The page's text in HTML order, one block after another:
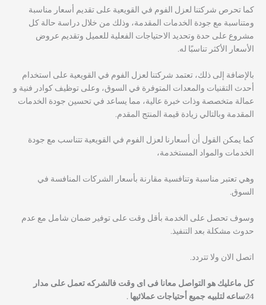
كما تحرص شركتنا لعزل الفوم في القويعية على تقديم أسعار مناسبة
ومتناسبة مع جودة الخدمات المقدمة، وذلك من خلال دراسة حالة كل
مشروع على حدة وتحديد الاحتياجات الفعلية للعميل وتقديم عروض
الأسعار الأكثر تناسبًا له.
بالإضافة إلى ذلك، تعتمد شركتنا لعزل الفوم في القويعية على استخدام
أحدث التقنيات والمعدات المتوفرة في السوق، وعلى توظيف كوادر فنية و
عمالة متخصصة وذات خبرة عالية، مما يساعد في تحسين جودة الخدمات
المقدمة وبالتالي زيادة قيمة المنتج المقدم.
كما يمكن القول أن أسعارنا لعزل الفوم في القويعية تتناسب مع جودة
الخدمات والمواد المستخدمة،
وهي تعتبر مناسبة وتنافسية مقارنة بأسعار الشركات المنافسة في
السوق.
وسوف تحصل على الخدمة بأقل وقت على توفير ضمان شامل مع عدم
حدوث مشكلة بعد التنفيذ.
اتصل الان ولا تتردد.
كل ماعليك هو التواصل معانا فى اى وقت فالشركه تعمل على مدار
24ساعه لتلبيه جميع أحتياجات عملائيها .